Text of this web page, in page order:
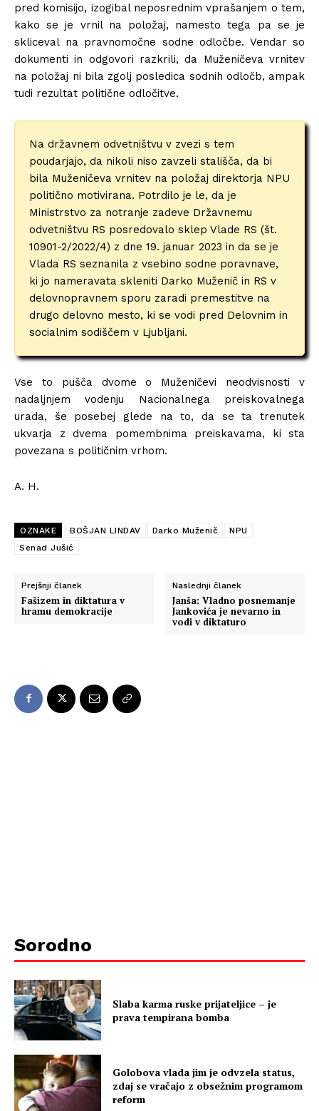
pred komisijo, izogibal neposrednim vprašanjem o tem,
kako se je vrnil na položaj, namesto tega pa se je
skliceval na pravnomočne sodne odločbe. Vendar so
dokumenti in odgovori razkrili, da Muženičeva vrnitev
na položaj ni bila zgolj posledica sodnih odločb, ampak
tudi rezultat politične odločitve.
Na državnem odvetništvu v zvezi s tem
poudarjajo, da nikoli niso zavzeli stališča, da bi
bila Muženičeva vrnitev na položaj direktorja NPU
politično motivirana. Potrdilo je le, da je
Ministrstvo za notranje zadeve Državnemu
odvetništvu RS posredovalo sklep Vlade RS (št.
10901-2/2022/4) z dne 19. januar 2023 in da se je
Vlada RS seznanila z vsebino sodne poravnave,
ki jo nameravata skleniti Darko Muženič in RS v
delovnopravnem sporu zaradi premestitve na
drugo delovno mesto, ki se vodi pred Delovnim in
socialnim sodiščem v Ljubljani.
Vse to pušča dvome o Muženičevi neodvisnosti v
nadaljnjem vodenju Nacionalnega preiskovalnega
urada, še posebej glede na to, da se ta trenutek
ukvarja z dvema pomembnima preiskavama, ki sta
povezana s političnim vrhom.
A. H.
OZNAKE BOŠJAN LINDAV Darko Muženič
NPU
Senad Jušić
Prejšnji članek
Fašizem in diktatura v
hramu demokracije
Naslednji članek
Janša: Vladno posnemanje
Jankovića je nevarno in
vodi v diktaturo
Sorodno
Slaba karma ruske prijateljice – je
prava tempirana bomba
Golobova vlada jim je odvzela status,
zdaj se vračajo z obsežnim programom
reform